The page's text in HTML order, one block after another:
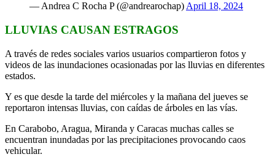
— Andrea C Rocha P (@andrearochap) April 18, 2024
LLUVIAS CAUSAN ESTRAGOS
A través de redes sociales varios usuarios compartieron fotos y
videos de las inundaciones ocasionadas por las lluvias en diferentes
estados.
Y es que desde la tarde del miércoles y la mañana del jueves se
reportaron intensas lluvias, con caídas de árboles en las vías.
En Carabobo, Aragua, Miranda y Caracas muchas calles se
encuentran inundadas por las precipitaciones provocando caos
vehicular.